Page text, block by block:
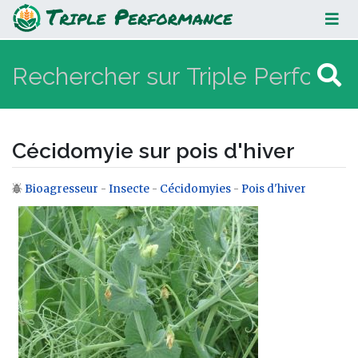
Cécidomyie sur pois d'hiver
Cécidomyie sur pois d'hiver
Aller à :navigation,rechercher
Bioagresseur - Insecte - Cécidomyies - Pois d'hiver